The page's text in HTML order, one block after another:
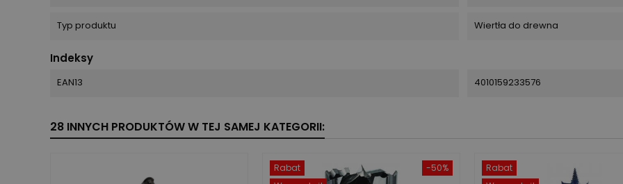
Typ produktu Wiertła do drewna
Indeksy
EAN13 4010159233576
28 INNYCH PRODUKTÓW W TEJ SAMEJ KATEGORII:
-50%
Rabat
Rabat